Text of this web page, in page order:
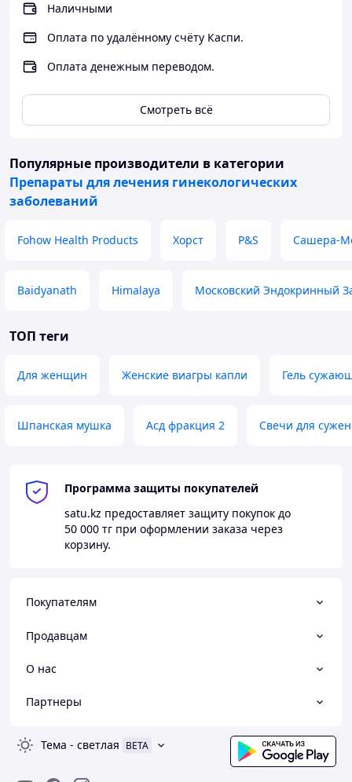
у женщин;
-пилюли "Чёрная курица" или "Белый Феникс"
из препаратов для поддержания качественного и
количественного состава женских гормонов;
-пилюли Цзя Вэй Сяо Яо
- препарат для купирования
нервных проблем климакса у женщин;
пилюли Куньбао Вань- лучший из препаратов для
смягчения климактерического перехода.
Наличными
Оплата по удалённому счёту Каспи.
Оплата денежным переводом.
Смотреть всё
Популярные производители в категории
Препараты для лечения гинекологических
заболеваний
Fohow Health Products Хорст P&S Сашера-
Baidyanath Himalaya Московский Эндокринный
ТОП теги
Для женщин Женские виагры капли Гель
Шпанская мушка Асд фракция 2 Свечи для
Программа защиты покупателей
satu.kz предоставляет защиту покупок до
50 000 тг при оформлении заказа через
корзину.
Покупателям
Продавцам
О нас
Партнеры
Тема - светлая BETA